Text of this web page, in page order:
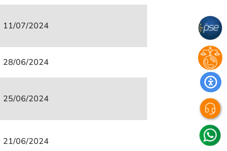
11/07/2024
28/06/2024
25/06/2024
21/06/2024